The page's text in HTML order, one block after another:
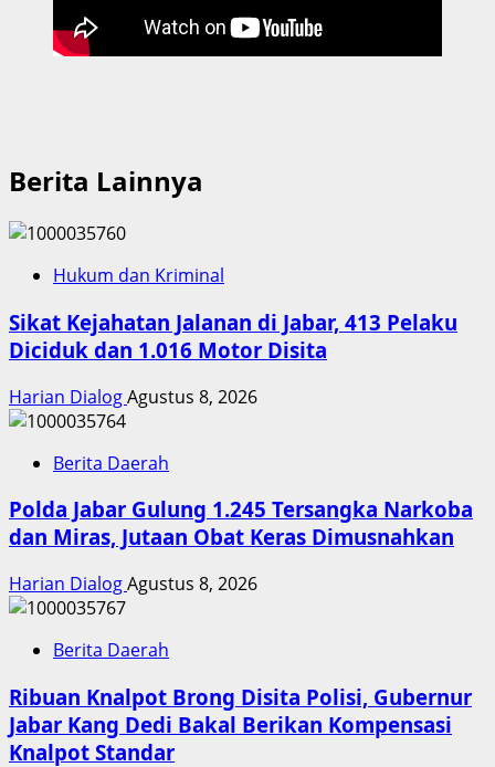
Berita Lainnya
Hukum dan Kriminal
Sikat Kejahatan Jalanan di Jabar, 413 Pelaku
Diciduk dan 1.016 Motor Disita
Harian DialogAgustus 8, 2026
Berita Daerah
Polda Jabar Gulung 1.245 Tersangka Narkoba
dan Miras, Jutaan Obat Keras Dimusnahkan
Harian DialogAgustus 8, 2026
Berita Daerah
Ribuan Knalpot Brong Disita Polisi, Gubernur
Jabar Kang Dedi Bakal Berikan Kompensasi
Knalpot Standar